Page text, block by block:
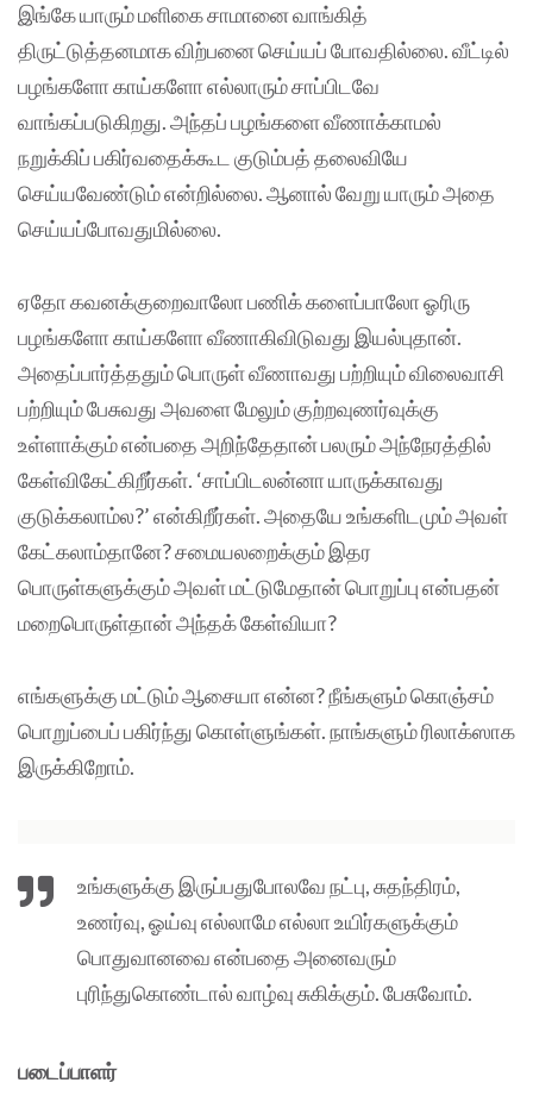
இங்கே யாரும் மளிகை சாமானை வாங்கித்
திருட்டுத்தனமாக விற்பனை செய்யப் போவதில்லை. வீட்டில்
பழங்களோ காய்களோ எல்லாரும் சாப்பிடவே
வாங்கப்படுகிறது. அந்தப் பழங்களை வீணாக்காமல்
நறுக்கிப் பகிர்வதைக்கூட குடும்பத் தலைவியே
செய்யவேண்டும் என்றில்லை. ஆனால் வேறு யாரும் அதை
செய்யப்போவதுமில்லை.
ஏதோ கவனக்குறைவாலோ பணிக் களைப்பாலோ ஓரிரு
பழங்களோ காய்களோ வீணாகிவிடுவது இயல்புதான்.
அதைப்பார்த்ததும் பொருள் வீணாவது பற்றியும் விலைவாசி
பற்றியும் பேசுவது அவளை மேலும் குற்றவுணர்வுக்கு
உள்ளாக்கும் என்பதை அறிந்தேதான் பலரும் அந்நேரத்தில்
கேள்விகேட்கிறீர்கள். ‘சாப்பிடலன்னா யாருக்காவது
குடுக்கலாம்ல?’ என்கிறீர்கள். அதையே உங்களிடமும் அவள்
கேட்கலாம்தானே? சமையலறைக்கும் இதர
பொருள்களுக்கும் அவள் மட்டுமேதான் பொறுப்பு என்பதன்
மறைபொருள்தான் அந்தக் கேள்வியா?
எங்களுக்கு மட்டும் ஆசையா என்ன? நீங்களும் கொஞ்சம்
பொறுப்பைப் பகிர்ந்து கொள்ளுங்கள். நாங்களும் ரிலாக்ஸாக
இருக்கிறோம்.
உங்களுக்கு இருப்பதுபோலவே நட்பு, சுதந்திரம்,
உணர்வு, ஓய்வு எல்லாமே எல்லா உயிர்களுக்கும்
பொதுவானவை என்பதை அனைவரும்
புரிந்துகொண்டால் வாழ்வு சுகிக்கும். பேசுவோம்.
படைப்பாளர்